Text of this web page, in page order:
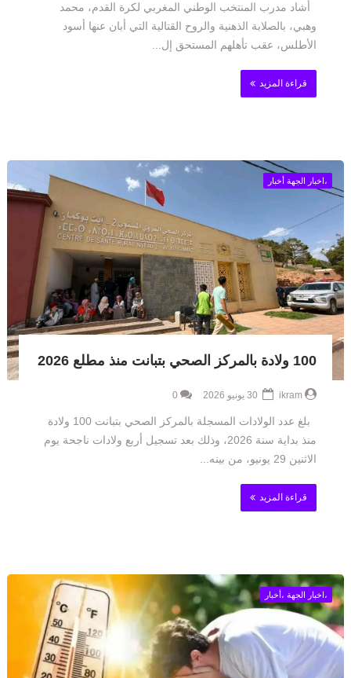
أشاد مدرب المنتخب الوطني المغربي لكرة القدم، محمد
وهبي، بالصلابة الذهنية والروح القتالية التي أبان عنها أسود
الأطلس، عقب تأهلهم المستحق إل...
قراءة المزيد
،اخبار الجهة أخبار
100 ولادة بالمركز الصحي بتبانت منذ مطلع 2026
ikram
0
بلغ عدد الولادات المسجلة بالمركز الصحي بتبانت 100 ولادة
منذ بداية سنة 2026، وذلك بعد تسجيل أربع ولادات ناجحة يوم
الاثنين 29 يونيو، من بينه...
قراءة المزيد
،اخبار الجهة ،أخبار